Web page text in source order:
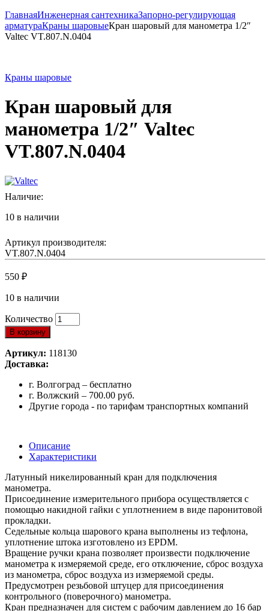
ГлавнаяИнженерная сантехникаЗапорно-регулирующая
арматураКраны шаровыеКран шаровый для манометра 1/2″
Valtec VT.807.N.0404
Краны шаровые
Кран шаровый для
манометра 1/2″ Valtec
VT.807.N.0404
Наличие:
10 в наличии
Артикул производителя:
VT.807.N.0404
550 ₽
10 в наличии
Количество
В корзину
Артикул: 118130
Доставка:
г. Волгоград – бесплатно
г. Волжский – 700.00 руб.
Другие города - по тарифам транспортных компаний
Описание
Характеристики
Латунный никелированный кран для подключения
манометра.
Присоединение измерительного прибора осуществляется с
помощью накидной гайки с уплотнением в виде паронитовой
прокладки.
Седельные кольца шарового крана выполнены из тефлона,
уплотнение штока изготовлено из EPDM.
Вращение ручки крана позволяет произвести подключение
манометра к измеряемой среде, его отключение, сброс воздуха
из манометра, сброс воздуха из измеряемой среды.
Предусмотрен резьбовой штуцер для присоединения
контрольного (поверочного) манометра.
Кран предназначен для систем с рабочим давлением до 16 бар